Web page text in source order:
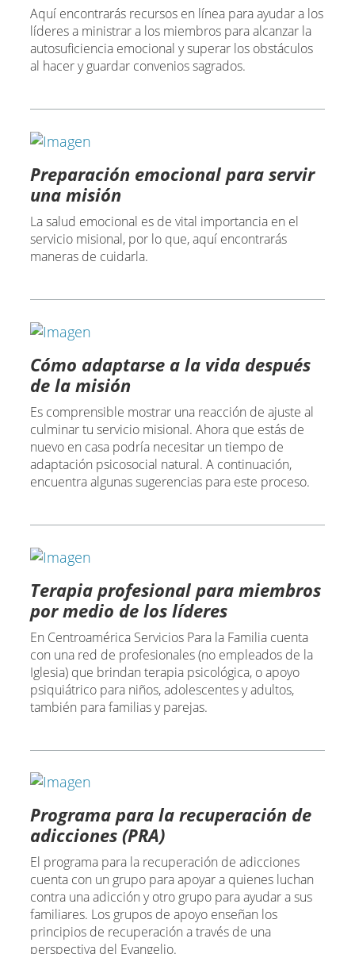
Aquí encontrarás recursos en línea para ayudar a los
líderes a ministrar a los miembros para alcanzar la
autosuficiencia emocional y superar los obstáculos
al hacer y guardar convenios sagrados.
Preparación emocional para servir
una misión
La salud emocional es de vital importancia en el
servicio misional, por lo que, aquí encontrarás
maneras de cuidarla.
Cómo adaptarse a la vida después
de la misión
Es comprensible mostrar una reacción de ajuste al
culminar tu servicio misional. Ahora que estás de
nuevo en casa podría necesitar un tiempo de
adaptación psicosocial natural. A continuación,
encuentra algunas sugerencias para este proceso.
Terapia profesional para miembros
por medio de los líderes
En Centroamérica Servicios Para la Familia cuenta
con una red de profesionales (no empleados de la
Iglesia) que brindan terapia psicológica, o apoyo
psiquiátrico para niños, adolescentes y adultos,
también para familias y parejas.
Programa para la recuperación de
adicciones (PRA)
El programa para la recuperación de adicciones
cuenta con un grupo para apoyar a quienes luchan
contra una adicción y otro grupo para ayudar a sus
familiares. Los grupos de apoyo enseñan los
principios de recuperación a través de una
perspectiva del Evangelio.